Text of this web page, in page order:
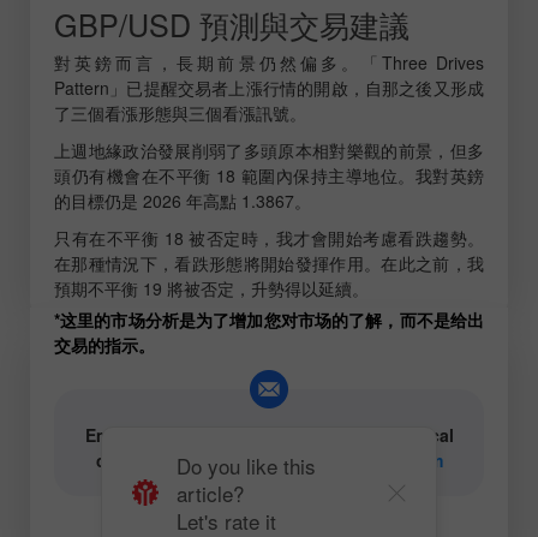
GBP/USD 預測與交易建議
對英鎊而言，長期前景仍然偏多。「Three Drives
Pattern」已提醒交易者上漲行情的開啟，自那之後又形成
了三個看漲形態與三個看漲訊號。
上週地緣政治發展削弱了多頭原本相對樂觀的前景，但多
頭仍有機會在不平衡 18 範圍內保持主導地位。我對英鎊
的目標仍是 2026 年高點 1.3867。
只有在不平衡 18 被否定時，我才會開始考慮看跌趨勢。
在那種情況下，看跌形態將開始發揮作用。在此之前，我
預期不平衡 19 將被否定，升勢得以延續。
*这里的市场分析是为了增加您对市场的了解，而不是给出
交易的指示。
Email for authors of text and video analytical
content:
content-authors@instaforex.com
Do you like this
article?
Let's rate it